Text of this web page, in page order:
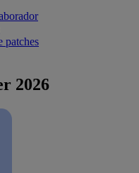
patches
2026